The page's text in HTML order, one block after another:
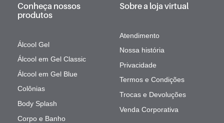
Conheça nossos
produtos
Álcool Gel
Álcool em Gel Classic
Álcool em Gel Blue
Colônias
Body Splash
Corpo e Banho
Sobre a loja virtual
Atendimento
Nossa história
Privacidade
Termos e Condições
Trocas e Devoluções
Venda Corporativa